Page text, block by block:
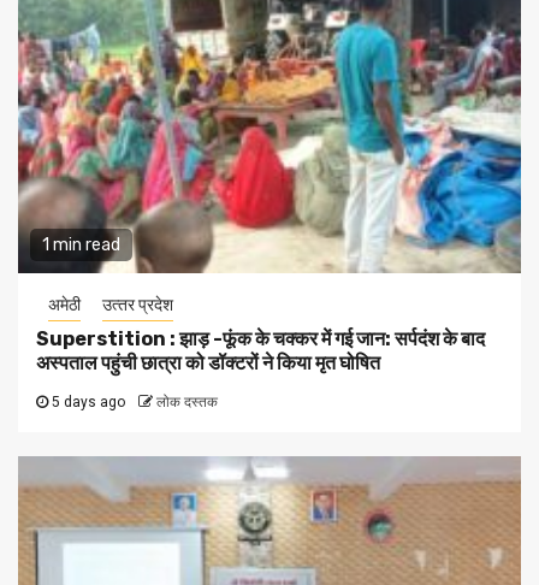
1 min read
अमेठी उत्‍तर प्रदेश
Superstition : झाड़ -फूंक के चक्कर में गई जान: सर्पदंश के बाद
अस्पताल पहुंची छात्रा को डॉक्टरों ने किया मृत घोषित
5 days ago लोक दस्तक